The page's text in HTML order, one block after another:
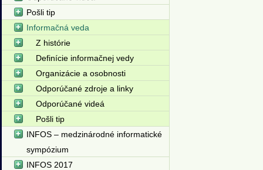
Pošli tip
Informačná veda
Z histórie
Definície informačnej vedy
Organizácie a osobnosti
Odporúčané zdroje a linky
Odporúčané videá
Pošli tip
INFOS – medzinárodné informatické
sympózium
INFOS 2017